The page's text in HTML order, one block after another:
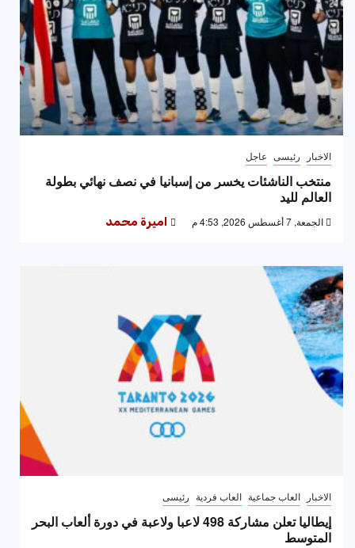
الاخبار رئيسى عاجل
منتخب الناشئات يخسر من إسبانيا في نصف نهائي بطولة
العالم لليد
الجمعة, 7 أغسطس 2026, 4:53 م اميرة محمد
الاخبار العاب جماعية العاب فردية رئيسى
إيطاليا تعلن مشاركة 498 لاعبا ولاعبة في دورة ألعاب البحر
المتوسط